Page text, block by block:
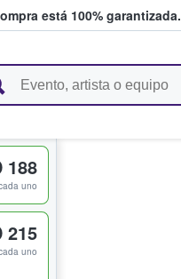
está 100% garantizada.
188
uno
215
uno